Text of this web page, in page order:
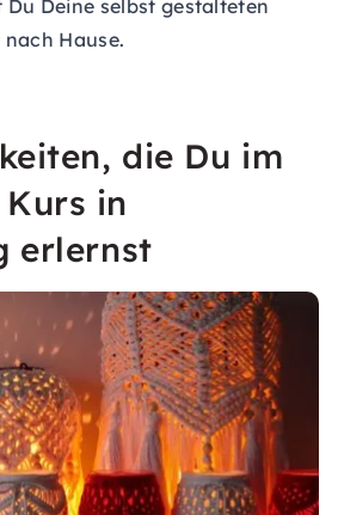
Deine selbst gestalteten
Hause.
die Du im
in
erlernst